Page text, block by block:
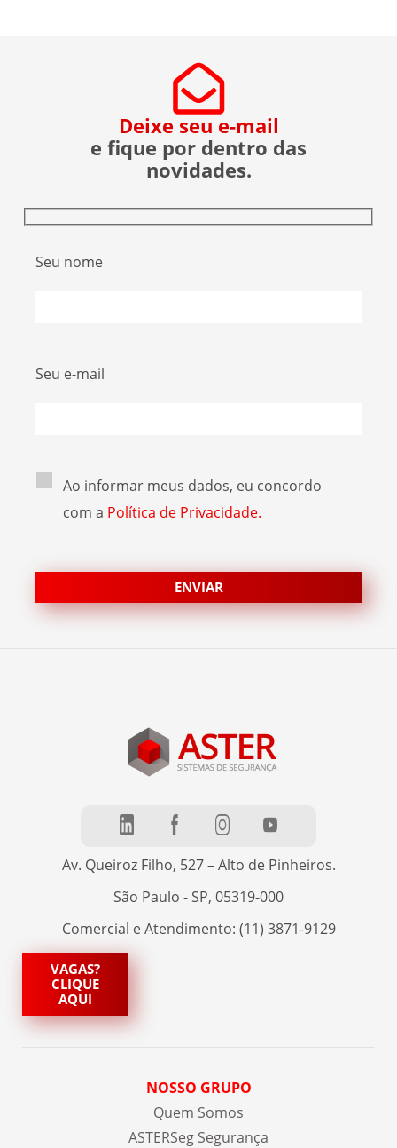
Deixe seu e-mail
e fique por dentro das
novidades.
Seu nome
Seu e-mail
Ao informar meus dados, eu concordo
com a Política de Privacidade.
Av. Queiroz Filho, 527 – Alto de Pinheiros.
São Paulo - SP, 05319-000
Comercial e Atendimento: (11) 3871-9129
VAGAS?
CLIQUE
AQUI
NOSSO GRUPO
Quem Somos
ASTERSeg Segurança